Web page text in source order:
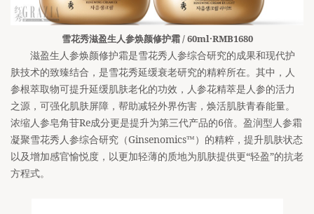
雪花秀滋盈生人参焕颜修护霜 / 60ml·RMB1680
滋盈生人参焕颜修护霜是雪花秀人参综合研究的成果和现代护
肤技术的致臻结合，是雪花秀延缓衰老研究的精粹所在。其中，人
参根萃取物可提升延缓肌肤老化的功效，人参花精萃是人参的活力
之源，可强化肌肤屏障，帮助减轻外界伤害，焕活肌肤青春能量。
浓缩人参皂角苷Re成分更是提升为第三代产品的6倍。盈润型人参霜
凝聚雪花秀人参综合研究（Ginsenomics™）的精粹，提升肌肤状态
以及增加感官愉悦度，以更加轻薄的质地为肌肤提供更“轻盈”的抗老
方程式。